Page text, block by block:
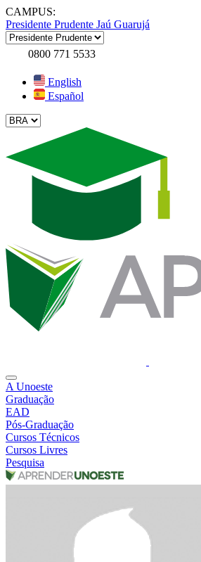
CAMPUS:
Presidente Prudente Jaú Guarujá
0800 771 5533
English
Español
A Unoeste
Graduação
EAD
Pós-Graduação
Cursos Técnicos
Cursos Livres
Pesquisa